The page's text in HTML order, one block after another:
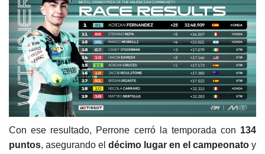
Con ese resultado, Perrone cerró la temporada con 134
puntos, asegurando el décimo lugar en el campeonato y